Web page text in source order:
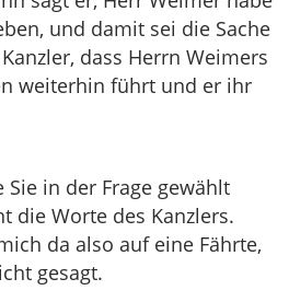
und damit sei die Sache
dass Herrn Weimers
weiterhin führt und er ihr
Sie in der Frage gewählt
die Worte des Kanzlers.
da also auf eine Fährte,
gesagt.